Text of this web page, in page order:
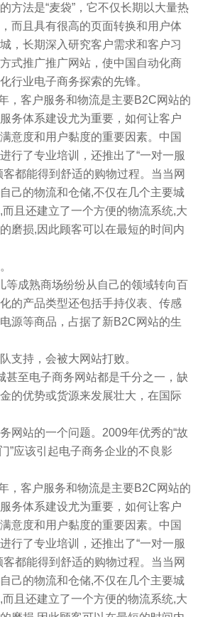
方法是“麦袋”，它不仅长期以大量热
而且具有很高的页面转换和用户体
，长期深入研究客户需求和客户习
式推广推广网站，使中国自动化商
行业电子商务探索的先锋。
，客户服务和物流是主要B2C网站的
务体系建设尤为重要，如何让客户
意度和用户黏度的重要因素。中国
行了专业培训，还推出了“一对一服
都能得到舒适的购物过程。当当网
己的物流和仓储,不仅在几个主要城
且还建立了一个方便的物流系统,大
磨损,因此顾客可以在最短的时间内
等成熟商场纷纷从自己的领域转向百
的产品类型还包括手持仪表、传感
源等商品，占据了新B2C网站的生
支持，会被大网站打败。
甚至电子商务网站都是千分之一，缺
的优势或货源来发展壮大，在国际
网站的一个问题。2009年优秀的“故
”应该引起电子商务企业的不良影
，客户服务和物流是主要B2C网站的
务体系建设尤为重要，如何让客户
意度和用户黏度的重要因素。中国
行了专业培训，还推出了“一对一服
都能得到舒适的购物过程。当当网
己的物流和仓储,不仅在几个主要城
且还建立了一个方便的物流系统,大